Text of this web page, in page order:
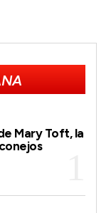
Mary Toft, la